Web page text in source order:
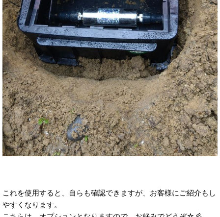
これを使用すると、自らも確認できますが、お客様にご紹介もし
やすくなります。